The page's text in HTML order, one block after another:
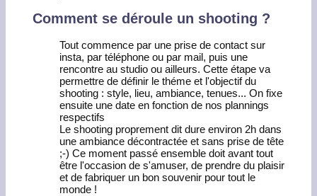
Comment se déroule un shooting ?
Tout commence par une prise de contact sur
insta, par téléphone ou par mail, puis une
rencontre au studio ou ailleurs. Cette étape va
permettre de définir le théme et l'objectif du
shooting : style, lieu, ambiance, tenues... On fixe
ensuite une date en fonction de nos plannings
respectifs
Le shooting proprement dit dure environ 2h dans
une ambiance décontractée et sans prise de tête
;-) Ce moment passé ensemble doit avant tout
être l'occasion de s'amuser, de prendre du plaisir
et de fabriquer un bon souvenir pour tout le
monde !